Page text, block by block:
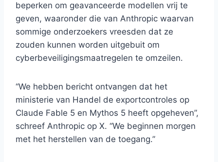
beperken om geavanceerde modellen vrij te
geven, waaronder die van Anthropic waarvan
sommige onderzoekers vreesden dat ze
zouden kunnen worden uitgebuit om
cyberbeveiligingsmaatregelen te omzeilen.
“We hebben bericht ontvangen dat het
ministerie van Handel de exportcontroles op
Claude Fable 5 en Mythos 5 heeft opgeheven”,
schreef Anthropic op X. “We beginnen morgen
met het herstellen van de toegang.”